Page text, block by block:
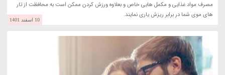
مصرف مواد غذایی و مکمل هایی خاص و بعلاوه ورزش کردن ممکن است به محافظت از تار
های موی شما در برابر ریزش یاری نمایند.
10 اسفند 1401